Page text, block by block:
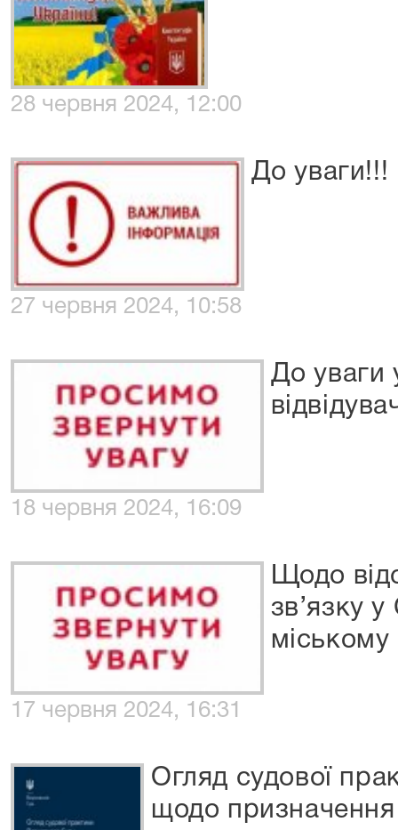
28 червня 2024, 12:00
До уваги!!!
27 червня 2024, 10:58
До уваги
18 червня 2024, 16:09
Щодо
зв’язку
міському
17 червня 2024, 16:31
Огляд судової
щодо